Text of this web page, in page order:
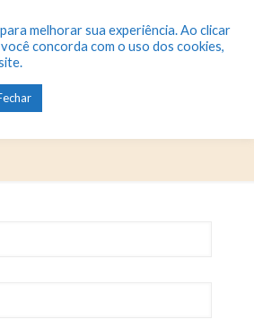
Novos
melhorar sua experiência. Ao clicar
concorda com o uso dos cookies,